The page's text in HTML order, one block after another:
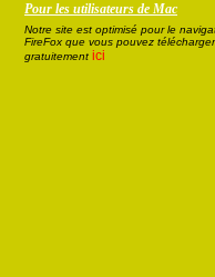
Pour les utilisateurs de Mac
Notre site est optimisé pour le
FireFox que vous pouvez télécharger
gratuitement ici